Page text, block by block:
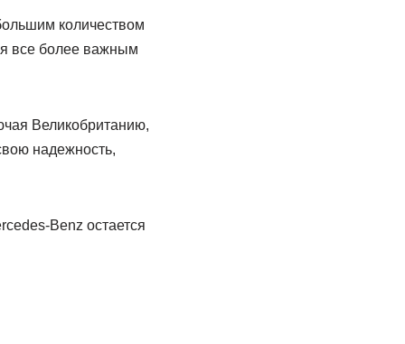
количеством
все более важным
Великобританию,
надежность,
Benz остается